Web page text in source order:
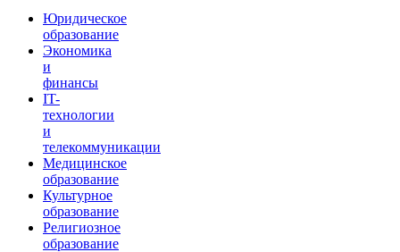
Юридическое
образование
Экономика
и
финансы
IT-
технологии
и
телекоммуникации
Медицинское
образование
Культурное
образование
Религиозное
образование